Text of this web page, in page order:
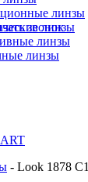
линзы
линзы
линзы
линзы
звонок
- Look 1878 C1